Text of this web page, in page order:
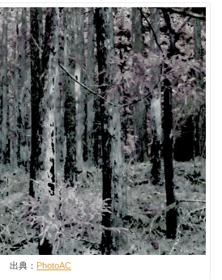
出典： PhotoAC